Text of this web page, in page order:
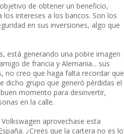
de obtener un beneficio,
intereses a los bancos. Son los
en sus inversiones, algo que
está generando una pobre imagen
de francia y Alemania... sus
no creo que haga falta recordar que
dicho grupo que generó pérdidas el
momento para desinvertir,
en la calle.
aprovechase esta
¿Crees que la cartera no es lo